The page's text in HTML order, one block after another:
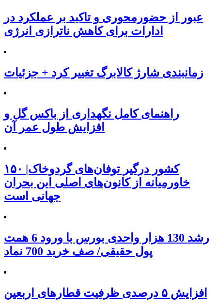
عبور از حضورمحوری و تاکید بر عملکرد در
ادارات برای کاهش ناترازی انرژی
زمانبندی شارژ کالابرگ تغییر کرد + جزئیات
راهنمای کامل نگهداری از باکس گل و
افزایش طول عمر آن
۱۵۰ کشور درگیر توفان‌های گردوخاک|
خاورمیانه از کانون‌های اصلی این بحران
جهانی است
رشد 130 هزار واحدی بورس با ورود 6 همت
پول حقیقی/ صف خرید 700 نماد
افزایش ۵ درصدی ظرفیت قطارهای اربعین